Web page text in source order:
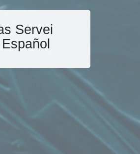
Servei